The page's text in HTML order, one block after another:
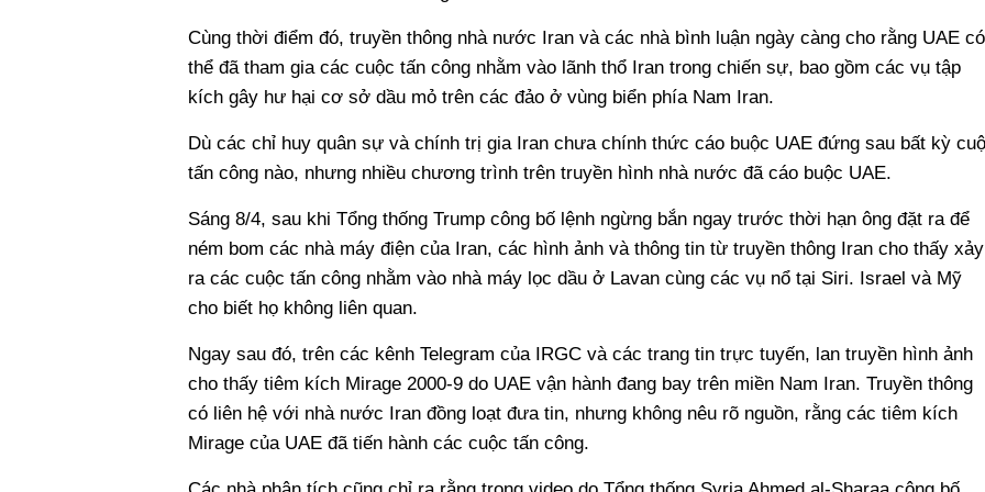
Cùng thời điểm đó, truyền thông nhà nước Iran và các nhà bình luận ngày càng cho rằng UAE có
thể đã tham gia các cuộc tấn công nhằm vào lãnh thổ Iran trong chiến sự, bao gồm các vụ tập
kích gây hư hại cơ sở dầu mỏ trên các đảo ở vùng biển phía Nam Iran.
Dù các chỉ huy quân sự và chính trị gia Iran chưa chính thức cáo buộc UAE đứng sau bất kỳ
tấn công nào, nhưng nhiều chương trình trên truyền hình nhà nước đã cáo buộc UAE.
Sáng 8/4, sau khi Tổng thống Trump công bố lệnh ngừng bắn ngay trước thời hạn ông đặt ra để
ném bom các nhà máy điện của Iran, các hình ảnh và thông tin từ truyền thông Iran cho thấy xảy
ra các cuộc tấn công nhằm vào nhà máy lọc dầu ở Lavan cùng các vụ nổ tại Siri. Israel và Mỹ
cho biết họ không liên quan.
Ngay sau đó, trên các kênh Telegram của IRGC và các trang tin trực tuyến, lan truyền hình ảnh
cho thấy tiêm kích Mirage 2000-9 do UAE vận hành đang bay trên miền Nam Iran. Truyền thông
có liên hệ với nhà nước Iran đồng loạt đưa tin, nhưng không nêu rõ nguồn, rằng các tiêm kích
Mirage của UAE đã tiến hành các cuộc tấn công.